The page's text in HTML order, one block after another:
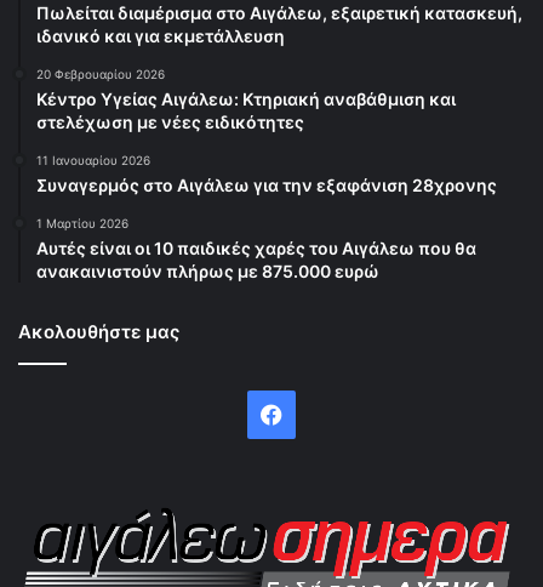
Πωλείται διαμέρισμα στο Αιγάλεω, εξαιρετική κατασκευή,
ιδανικό και για εκμετάλλευση
20 Φεβρουαρίου 2026
Κέντρο Υγείας Αιγάλεω: Κτηριακή αναβάθμιση και
στελέχωση με νέες ειδικότητες
11 Ιανουαρίου 2026
Συναγερμός στο Αιγάλεω για την εξαφάνιση 28χρονης
1 Μαρτίου 2026
Αυτές είναι οι 10 παιδικές χαρές του Αιγάλεω που θα
ανακαινιστούν πλήρως με 875.000 ευρώ
Ακολουθήστε μας
Facebook